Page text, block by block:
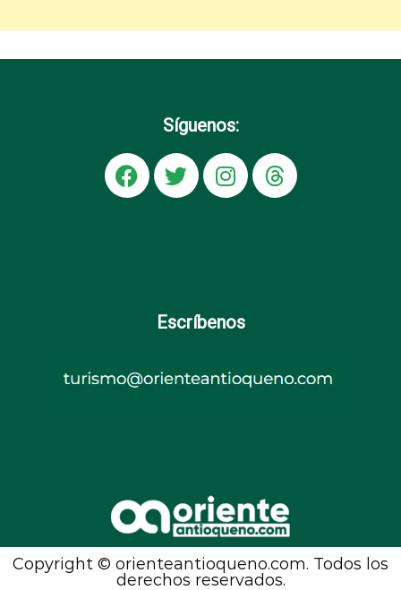
Síguenos:
Escríbenos
Copyright © orienteantioqueno.com. Todos los
derechos reservados.